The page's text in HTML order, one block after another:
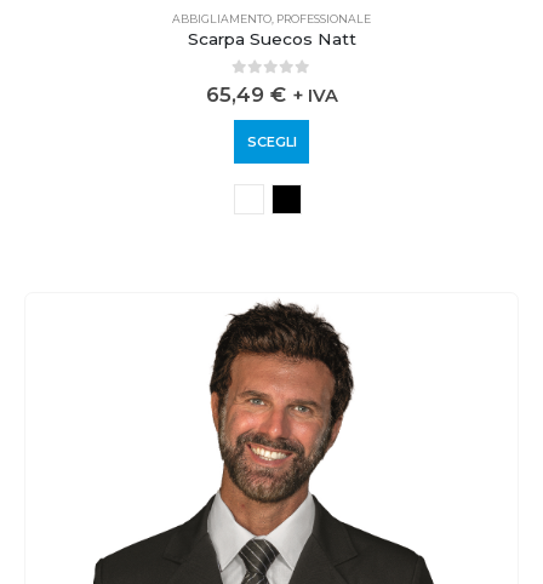
ABBIGLIAMENTO PROFESSIONALE
Scarpa Suecos Natt
0out of 5
65,49 € + IVA
SCEGLI